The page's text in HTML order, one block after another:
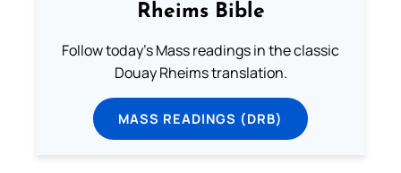
Rheims Bible
Follow today's Mass readings in the classic
Douay Rheims translation.
MASS READINGS (DRB)